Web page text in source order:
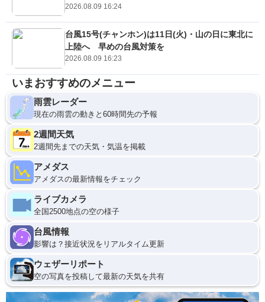
2026.08.09 16:24
台風15号(チャンホン)は11日(火)・山の日に東北に
上陸へ 早めの台風対策を
2026.08.09 16:23
いまおすすめのメニュー
雨雲レーダー
現在の雨雲の動きと60時間先の予報
2週間天気
2週間先までの天気・気温を掲載
アメダス
アメダスの最新情報をチェック
ライブカメラ
全国2500地点の空の様子
台風情報
影響は？接近状況をリアルタイム更新
ウェザーリポート
空の写真を投稿して最新の天気を共有